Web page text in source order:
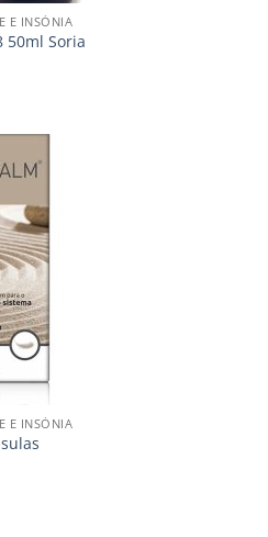
E INSÓNIA
50ml Soria
meus
desejos
E INSÓNIA